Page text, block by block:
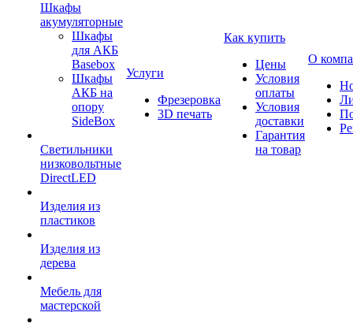
Шкафы
акумуляторные
Шкафы
для АКБ
Basebox
Шкафы
АКБ на
опору
SideBox
Светильники
низковольтные
DirectLED
Изделия из
пластиков
Изделия из
дерева
Мебель для
мастерской
Услуги
Фрезеровка
3D печать
Как купить
Цены
Условия
оплаты
Условия
доставки
Гарантия
на товар
О